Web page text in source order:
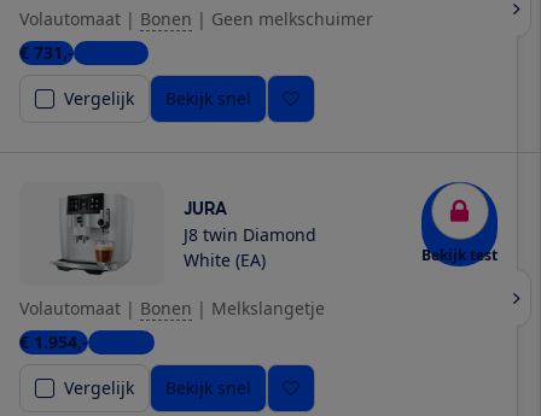
Volautomaat | Bonen | Geen melkschuimer
€ 731,-5 winkels
Vergelijk
Bekijk snel
JURA
J8 twin Diamond
White (EA)
Bekijk test
Volautomaat | Bonen | Melkslangetje
€ 1.954,-1 winkel
Vergelijk
Bekijk snel